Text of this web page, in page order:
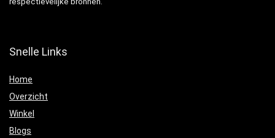
Snelle Links
Home
Overzicht
Winkel
Blogs